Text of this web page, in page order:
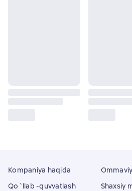
Kompaniya haqida
Qo`llab -quvvatlash
Shaxsiy